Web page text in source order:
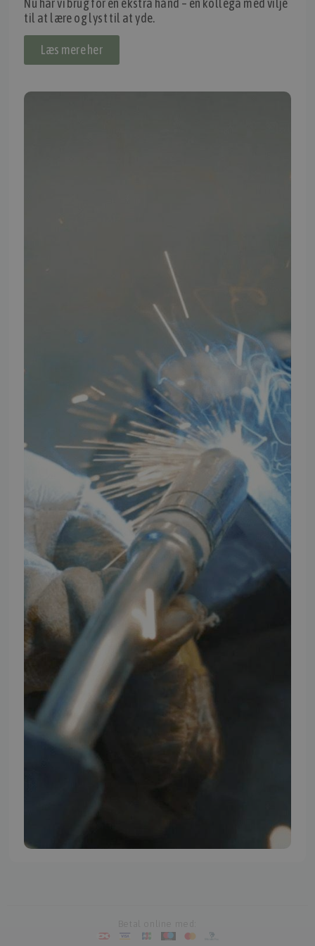
Thomas Møller Pedersen Aps.
Elmevej 18, Glyngøre 7870 Roslev
info@tmp.dk
CVR: 29625425
Artikler
TMP Historie
Cookie og Privatlivspolitik
Salgs- og leveringsbetingelser
Vores brands
09:00 - 16:00
09:00 - 15:30
Lukket
FØLG TMP
Youtube
Instagram
TMP BRAND SHOPS
Nu har vi brug for en ekstra hånd – en kollega med vilje
til at lære og lyst til at yde.
Læs mere her